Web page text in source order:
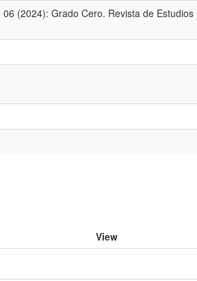
(2024): Grado Cero. Revista de Estudios
View